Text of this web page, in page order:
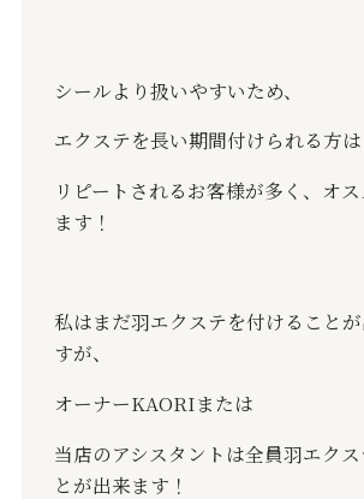
シールより扱いやすいため、
エクステを長い期間付けられる方は
リピートされるお客様が多く、オ
ます！
私はまだ羽エクステを付けること
すが、
オーナーKAORIまたは
当店のアシスタントは全員羽エク
とが出来ます！